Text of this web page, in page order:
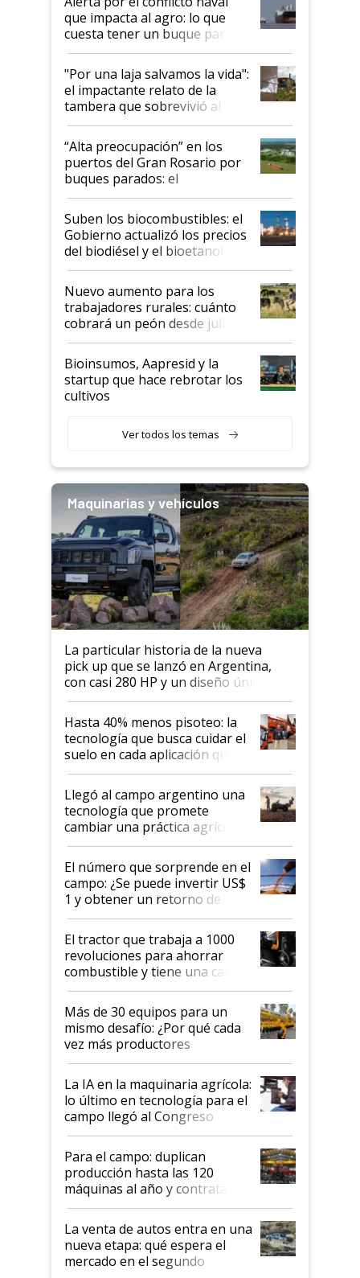
que impacta al agro: lo que
cuesta tener un buque parado
y el peligro de que Argentina
pase a ser "país sucio"
"Por una laja salvamos la vida":
el impactante relato de la
tambera que sobrevivió al
tornado
“Alta preocupación” en los
puertos del Gran Rosario por
buques parados: el
funcionamiento de las
exportadoras en tensión tras
la medida de fuerza de los
prácticos
Suben los biocombustibles: el
Gobierno actualizó los precios
del biodiésel y el bioetanol
Nuevo aumento para los
trabajadores rurales: cuánto
cobrará un peón desde julio
Bioinsumos, Aapresid y la
startup que hace rebrotar los
cultivos
Ver todos los temas
Maquinarias y vehículos
La particular historia de la nueva
pick up que se lanzó en Argentina,
con casi 280 HP y un diseño único: a
cuánto se vende
Hasta 40% menos pisoteo: la
tecnología que busca cuidar el
suelo en cada aplicación que
llevó Jacto al Congreso
Aapresid 2026
Llegó al campo argentino una
tecnología que promete
cambiar una práctica agrícola
clave: ¿Y si analizar el suelo
fuera tan simple como apretar
un botón?
El número que sorprende en el
campo: ¿Se puede invertir US$
1 y obtener un retorno de
hasta US$ 10 en agricultura?
El tractor que trabaja a 1000
revoluciones para ahorrar
combustible y tiene una cabina
que parece una computadora:
lo último en el mundo,
disponible en Argentina
Más de 30 equipos para un
mismo desafío: ¿Por qué cada
vez más productores
incorporan fertilizante bajo
tierra?
La IA en la maquinaria agrícola:
lo último en tecnología para el
campo llegó al Congreso
Aapresid 2026
Para el campo: duplican
producción hasta las 120
máquinas al año y contratan
especialistas de la industria
automotriz para lograrlo
La venta de autos entra en una
nueva etapa: qué espera el
mercado en el segundo